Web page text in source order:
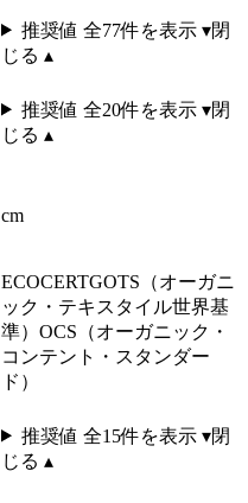
推奨値 全77件を表示 ▾閉
じる ▴
推奨値 全20件を表示 ▾閉
じる ▴
cm
ECOCERTGOTS（オーガニ
ック・テキスタイル世界基
準） OCS（オーガニック・
コンテント・スタンダー
ド）
推奨値 全15件を表示 ▾閉
じる ▴